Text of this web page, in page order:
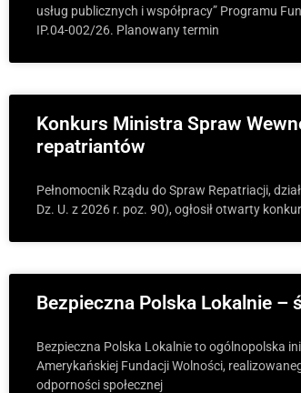
usług publicznych i współpracy” Programu
IP.04-002/26. Planowany termin
Konkurs Ministra Spraw
repatriantów
Pełnomocnik Rządu do Spraw Repatriacji,
Dz. U. z 2026 r. poz. 90), ogłosił otwarty
Bezpieczna Polska Lokalnie –
Bezpieczna Polska Lokalnie to ogólnopolska
Amerykańskiej Fundacji Wolności,
odporności społecznej